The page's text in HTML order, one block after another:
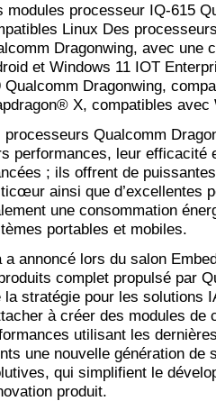
modules processeur IQ-615
Linux Des
Dragonwing, avec une
et Windows 11 IOT
Qualcomm Dragonwing,
X, compatibles
processeurs Qualcomm
performances, leur efficacité
; ils offrent de
ainsi que d’excellentes
une consommation
portables et mobiles.
a annoncé lors du salon
complet propulsé par
la stratégie pour les solutions
à créer des modules de
utilisant les
une nouvelle génération de
qui simplifient le
produit.